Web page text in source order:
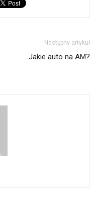
Następny artykuł
Jakie auto na AM?